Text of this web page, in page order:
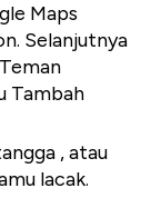
Maps
Selanjutnya
Tambah
, atau
lacak.